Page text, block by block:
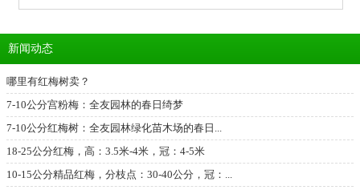
新闻动态
哪里有红梅树卖？
7-10公分宫粉梅：全友园林的春日绮梦
7-10公分红梅树：全友园林绿化苗木场的春日...
18-25公分红梅，高：3.5米-4米，冠：4-5米
10-15公分精品红梅，分枝点：30-40公分，冠：...